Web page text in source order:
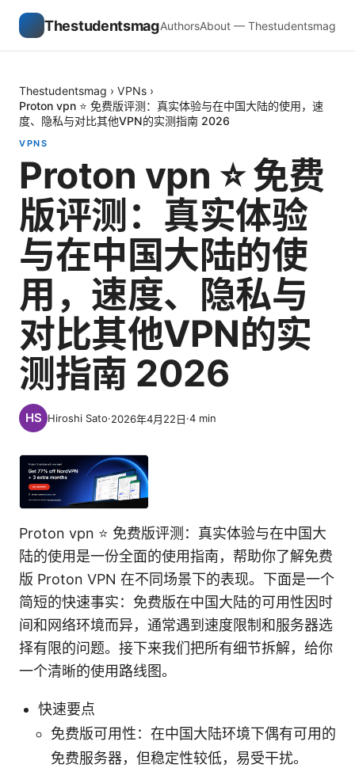
ThestudentsmagAuthorsAbout — Thestudentsmag
Thestudentsmag › VPNs ›
Proton vpn ⭐ 免费版评测：真实体验与在中国大陆的使用，速
度、隐私与对比其他VPN的实测指南 2026
VPNS
Proton vpn ⭐ 免费
版评测：真实体验
与在中国大陆的使
用，速度、隐私与
对比其他VPN的实
测指南 2026
Hiroshi Sato·2026年4月22日·4 min
Proton vpn ⭐ 免费版评测：真实体验与在中国大
陆的使用是一份全面的使用指南，帮助你了解免费
版 Proton VPN 在不同场景下的表现。下面是一个
简短的快速事实：免费版在中国大陆的可用性因时
间和网络环境而异，通常遇到速度限制和服务器选
择有限的问题。接下来我们把所有细节拆解，给你
一个清晰的使用路线图。
快速要点
免费版可用性：在中国大陆环境下偶有可用的
免费服务器，但稳定性较低，易受干扰。